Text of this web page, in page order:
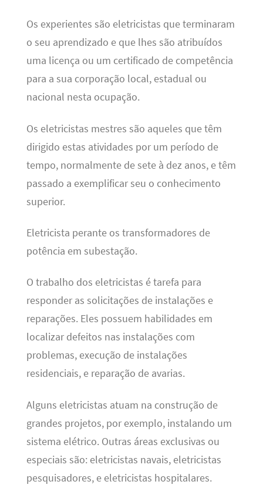
Os experientes são eletricistas que terminaram
o seu aprendizado e que lhes são atribuídos
uma licença ou um certificado de competência
para a sua corporação local, estadual ou
nacional nesta ocupação.
Os eletricistas mestres são aqueles que têm
dirigido estas atividades por um período de
tempo, normalmente de sete à dez anos, e têm
passado a exemplificar seu o conhecimento
superior.
Eletricista perante os transformadores de
potência em subestação.
O trabalho dos eletricistas é tarefa para
responder as solicitações de instalações e
reparações. Eles possuem habilidades em
localizar defeitos nas instalações com
problemas, execução de instalações
residenciais, e reparação de avarias.
Alguns eletricistas atuam na construção de
grandes projetos, por exemplo, instalando um
sistema elétrico. Outras áreas exclusivas ou
especiais são: eletricistas navais, eletricistas
pesquisadores, e eletricistas hospitalares.